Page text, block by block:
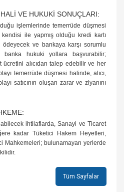
VE HUKUKİ SONUÇLARI:
işlemlerinde temerrüde düşmesi
ile yapmış olduğu kredi kartı
ve bankaya karşı sorumlu
banka hukuki yollara başvurabilir;
ücretini alıcıdan talep edebilir ve her
temerrüde düşmesi halinde, alıcı,
satıcının oluşan zarar ve ziyanını
ihtilaflarda, Sanayi ve Ticaret
kadar Tüketici Hakem Heyetleri,
Mahkemeleri; bulunamayan yerlerde
Tüm Sayfalar